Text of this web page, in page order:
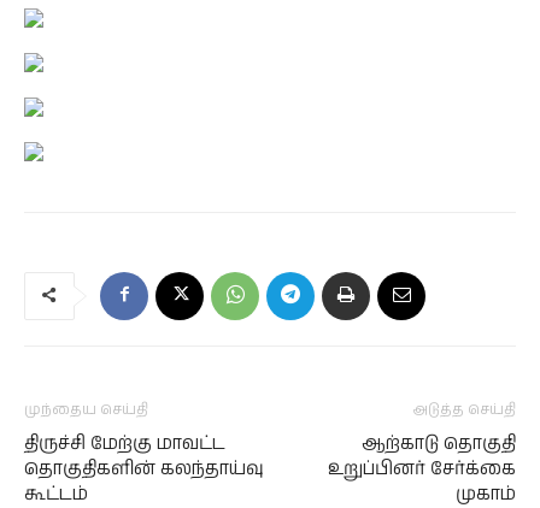
முந்தைய செய்தி
திருச்சி மேற்கு மாவட்ட
தொகுதிகளின் கலந்தாய்வு
கூட்டம்
அடுத்த செய்தி
ஆற்காடு தொகுதி
உறுப்பினர் சேர்க்கை
முகாம்